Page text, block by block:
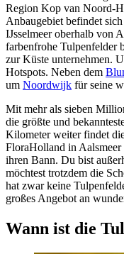
Region Kop van Noord-
Anbaugebiet befindet
IJsselmeer oberhalb von
farbenfrohe Tulpenfelder
zur Küste unternehmen.
Hotspots. Neben dem
um Noordwijk für seine
Mit mehr als sieben
die größte und
Kilometer weiter findet
FloraHolland in
ihren Bann. Du bist
möchtest trotzdem die
hat zwar keine
großes Angebot an
Wann ist die